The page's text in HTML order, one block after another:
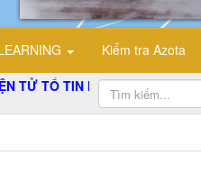
Kiểm tra Azota
TỔ TIN HỌC TRƯỜNG THPT